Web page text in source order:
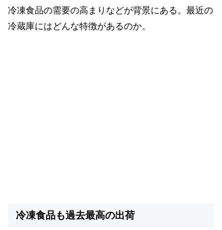
冷凍食品の需要の高まりなどが背景にある。最近の
冷蔵庫にはどんな特徴があるのか。
冷凍食品も過去最高の出荷